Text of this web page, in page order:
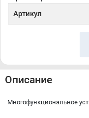
Артикул
Описание
Многофункциональное